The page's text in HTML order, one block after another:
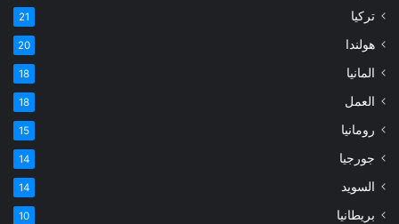
تركيا 21
هولندا 20
المانيا 18
العمل 18
رومانيا 15
جورجيا 14
السويد 14
بريطانيا 10